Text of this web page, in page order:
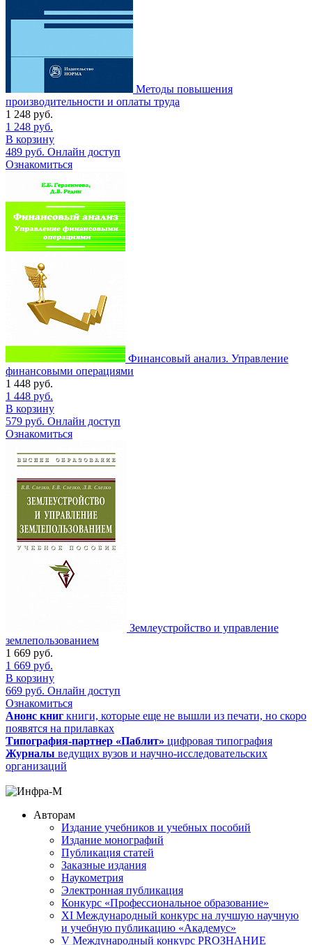
Методы повышения
производительности и оплаты труда
1 248 руб.
1 248 руб.
В корзину
489 руб. Онлайн доступ
Ознакомиться
Финансовый анализ. Управление
финансовыми операциями
1 448 руб.
1 448 руб.
В корзину
579 руб. Онлайн доступ
Ознакомиться
Землеустройство и управление
землепользованием
1 669 руб.
1 669 руб.
В корзину
669 руб. Онлайн доступ
Ознакомиться
Анонс книг книги, которые еще не вышли из печати, но скоро
появятся на прилавках
Типография-партнер «Паблит» цифровая типография
Журналы ведущих вузов и научно-исследовательских
организаций
Авторам
Издание учебников и учебных пособий
Издание монографий
Публикация статей
Заказные издания
Наукометрия
Электронная публикация
Конкурс «Профессиональное образование»
XI Международный конкурс на лучшую научную
и учебную публикацию «Академус»
V Международный конкурс PROЗНАНИЕ